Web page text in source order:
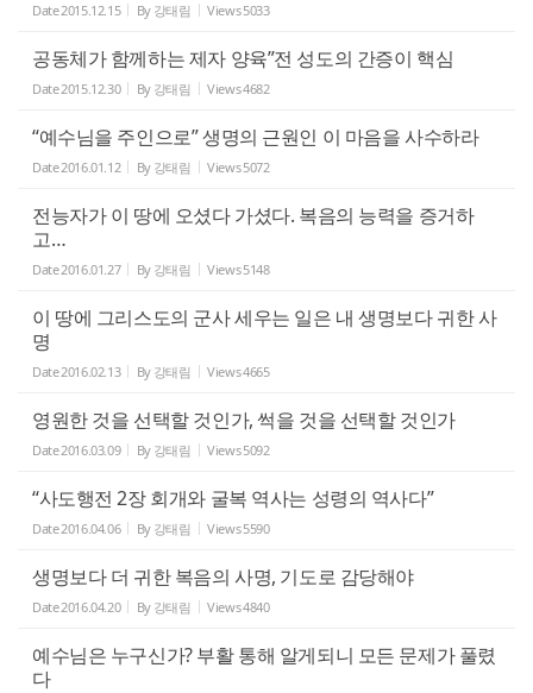
Date2015.12.15 By 강태림 Views5033
공동체가 함께하는 제자 양육”전 성도의 간증이 핵심
Date2015.12.30 By 강태림 Views4682
“예수님을 주인으로” 생명의 근원인 이 마음을 사수하라
Date2016.01.12 By 강태림 Views5072
전능자가 이 땅에 오셨다 가셨다. 복음의 능력을 증거하
고…
Date2016.01.27 By 강태림 Views5148
이 땅에 그리스도의 군사 세우는 일은 내 생명보다 귀한 사
명
Date2016.02.13 By 강태림 Views4665
영원한 것을 선택할 것인가, 썩을 것을 선택할 것인가
Date2016.03.09 By 강태림 Views5092
“사도행전 2장 회개와 굴복 역사는 성령의 역사다”
Date2016.04.06 By 강태림 Views5590
생명보다 더 귀한 복음의 사명, 기도로 감당해야
Date2016.04.20 By 강태림 Views4840
예수님은 누구신가? 부활 통해 알게되니 모든 문제가 풀렸
다